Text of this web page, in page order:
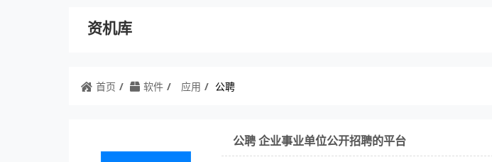
资机库
首页 软件 应用 公聘
公聘 企业事业单位公开招聘的平台